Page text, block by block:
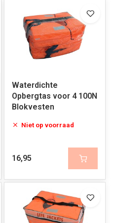
Waterdichte
Opbergtas voor 4 100N
Blokvesten
Niet op voorraad
16,95